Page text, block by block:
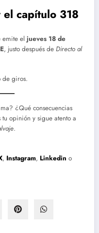
capítulo 318
emite el jueves 18 de
, justo después de Directo al
de giros.
¿Qué consecuencias
opinión y sigue atento a
.
, Instagram, Linkedin o